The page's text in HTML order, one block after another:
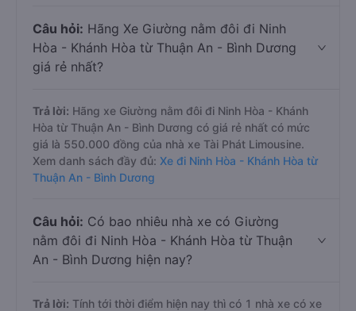
Câu hỏi: Hãng Xe Giường nằm đôi đi Ninh
Hòa - Khánh Hòa từ Thuận An - Bình Dương
giá rẻ nhất?
Trả lời: Hãng xe Giường nằm đôi đi Ninh Hòa - Khánh
Hòa từ Thuận An - Bình Dương có giá rẻ nhất có mức
giá là 550.000 đồng của nhà xe Tài Phát Limousine.
Xem danh sách đầy đủ: Xe đi Ninh Hòa - Khánh Hòa từ
Thuận An - Bình Dương
Câu hỏi: Có bao nhiêu nhà xe có Giường
nằm đôi đi Ninh Hòa - Khánh Hòa từ Thuận
An - Bình Dương hiện nay?
Trả lời: Tính tới thời điểm hiện nay thì có 1 nhà xe có xe